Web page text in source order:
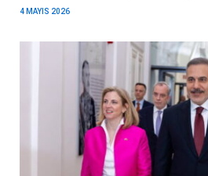
4 MAYIS 2026